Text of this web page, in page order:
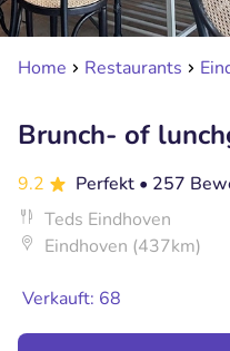
Home Restaurants
Brunch- of
9.2 Perfekt • 257
Teds Eindhoven
Eindhoven (437km)
Verkauft: 68